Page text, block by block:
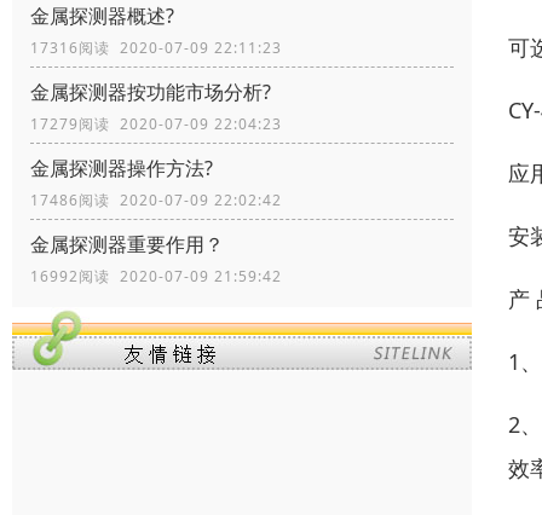
金属探测器概述?
17316阅读 2020-07-09 22:11:23
金属探测器按功能市场分析?
17279阅读 2020-07-09 22:04:23
金属探测器操作方法?
17486阅读 2020-07-09 22:02:42
金属探测器重要作用？
16992阅读 2020-07-09 21:59:42
可
应
安
产
1
2
效